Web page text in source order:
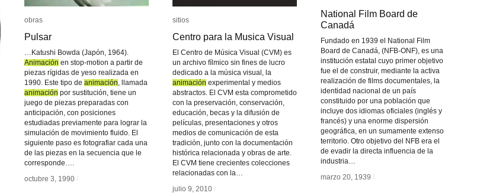
obras
Pulsar
…Katushi Bowda (Japón, 1964).
Animación en stop-motion a partir de
piezas rígidas de yeso realizada en
1990. Este tipo de animación , llamada
animación por sustitución, tiene un
juego de piezas preparadas con
anticipación, con posiciones
estudiadas previamente para lograr la
simulación de movimiento fluido. El
siguiente paso es fotografiar cada una
de las piezas en la secuencia que le
corresponde….
octubre 3, 1990 /
obras
Pulsar
Animación
animación
animación
octubre 3, 1990 /
sitios
Centro para la Musica Visual
El Centro de Música Visual (CVM) es
un archivo fílmico sin fines de lucro
dedicado a la música visual, la
animación experimental y medios
abstractos. El CVM esta comprometido
con la preservación, conservación,
educación, becas y la difusión de
películas, presentaciones y otros
medios de comunicación de esta
tradición, junto con la documentación
histórica relacionada y obras de arte.
El CVM tiene crecientes colecciones
relacionadas con la…
julio 9, 2010 /
sitios
Centro para la Musica Visual
animación
julio 9, 2010 /
National Film Board de
Canadá
Fundado en 1939 el National Film
Board de Canadá, (NFB-ONF), es una
institución estatal cuyo primer objetivo
fue el de construir, mediante la activa
realización de films documentales, la
identidad nacional de un país
constituido por una población que
incluye dos idiomas oficiales (inglés y
francés) y una enorme dispersión
geográfica, en un sumamente extenso
territorio. Otro objetivo del NFB era el
de evadir la directa influencia de la
industria…
marzo 20, 1939 /
National Film Board de
Canadá
marzo 20, 1939 /